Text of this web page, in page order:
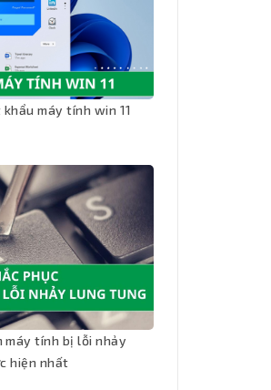
máy tính win 11
máy tính bị lỗi nhảy
hiện nhất